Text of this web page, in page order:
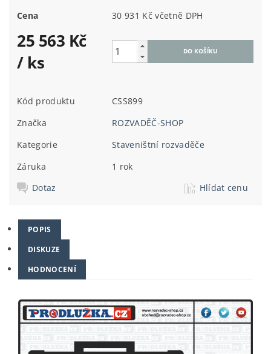
Cena 30 931 Kč včetně DPH
25 563 Kč
/ ks
Kód produktu
CSS899
Značka
ROZVADĚČ-SHOP
Kategorie
Staveništní rozvaděče
Záruka
1 rok
Dotaz
Hlídat cenu
POPIS
DISKUZE
HODNOCENÍ